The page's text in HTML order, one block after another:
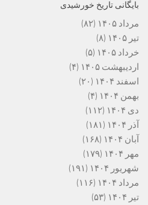
بایگانی تاریخ خورشیدی
مرداد ۱۴۰۵
(۸۲)
تیر ۱۴۰۵
(۸)
خرداد ۱۴۰۵
(۵)
اردیبهشت ۱۴۰۵
(۴)
اسفند ۱۴۰۴
(۲۰)
بهمن ۱۴۰۴
(۴)
دی ۱۴۰۴
(۱۱۲)
آذر ۱۴۰۴
(۱۸۱)
آبان ۱۴۰۴
(۱۶۸)
مهر ۱۴۰۴
(۱۷۹)
شهریور ۱۴۰۴
(۱۹۱)
مرداد ۱۴۰۴
(۱۱۶)
تیر ۱۴۰۴
(۵۳)